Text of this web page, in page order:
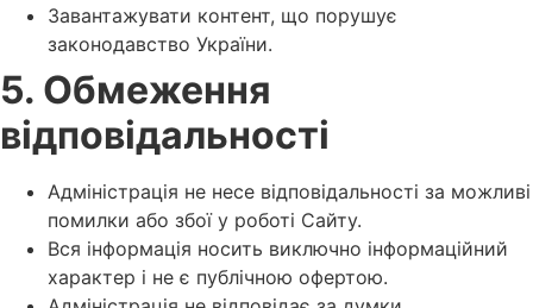
Завантажувати контент, що порушує
законодавство України.
5. Обмеження
відповідальності
Адміністрація не несе відповідальності за можливі
помилки або збої у роботі Сайту.
Вся інформація носить виключно інформаційний
характер і не є публічною офертою.